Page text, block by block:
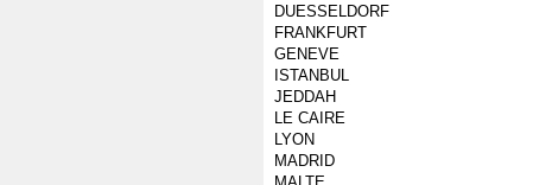
DUESSELDORF
FRANKFURT
GENEVE
ISTANBUL
JEDDAH
LE CAIRE
LYON
MADRID